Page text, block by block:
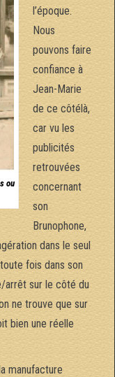
ou
l’époque.
Nous
pouvons faire
confiance à
Jean-Marie
de ce côtélà,
car vu les
publicités
retrouvées
concernant
son
Brunophone,
dans le seul
fois dans son
arrêt sur le côté du
ne trouve que sur
bien une réelle
manufacture